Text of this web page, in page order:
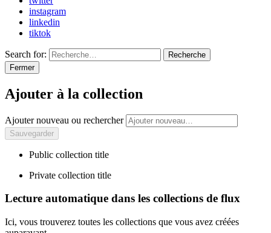
instagram
linkedin
tiktok
Search for:
Recherche
Fermer
Ajouter à la collection
Ajouter nouveau ou rechercher
Public collection title
Private collection title
Lecture automatique dans les collections de flux
Ici, vous trouverez toutes les collections que vous avez créées